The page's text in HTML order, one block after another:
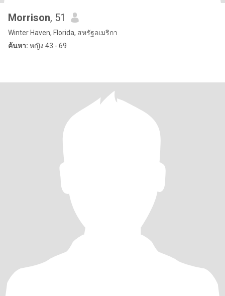
Morrison, 51
Winter Haven, Florida, สหรัฐอเมริกา
ค้นหา: หญิง 43 - 69